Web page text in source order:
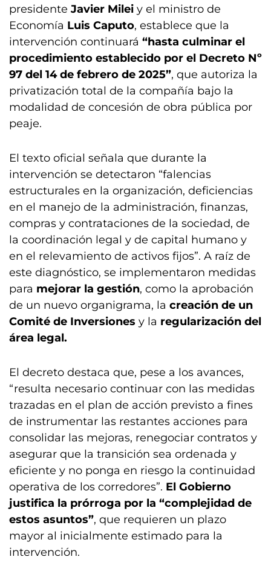
presidente Javier Milei y el ministro de
Economía Luis Caputo, establece que la
intervención continuará “hasta culminar el
procedimiento establecido por el Decreto Nº
97 del 14 de febrero de 2025”, que autoriza la
privatización total de la compañía bajo la
modalidad de concesión de obra pública por
peaje.
El texto oficial señala que durante la
intervención se detectaron “falencias
estructurales en la organización, deficiencias
en el manejo de la administración, finanzas,
compras y contrataciones de la sociedad, de
la coordinación legal y de capital humano y
en el relevamiento de activos fijos”. A raíz de
este diagnóstico, se implementaron medidas
para mejorar la gestión, como la aprobación
de un nuevo organigrama, la creación de un
Comité de Inversiones y la regularización del
área legal.
El decreto destaca que, pese a los avances,
“resulta necesario continuar con las medidas
trazadas en el plan de acción previsto a fines
de instrumentar las restantes acciones para
consolidar las mejoras, renegociar contratos y
asegurar que la transición sea ordenada y
eficiente y no ponga en riesgo la continuidad
operativa de los corredores”. El Gobierno
justifica la prórroga por la “complejidad de
estos asuntos”, que requieren un plazo
mayor al inicialmente estimado para la
intervención.